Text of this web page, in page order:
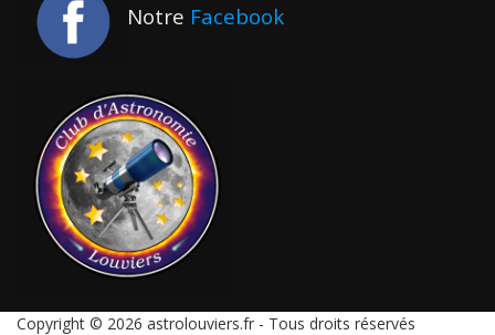
Notre Facebook
Copyright © 2026 astrolouviers.fr - Tous droits réservés